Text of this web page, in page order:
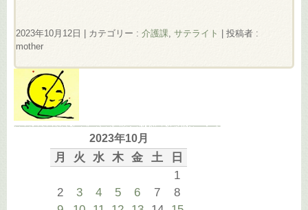
2023年10月12日 カテゴリー : 介護課, サテライト
投稿者 :
mother
2023年10月
月 火 水 木 金 土
日
1
2
3 4 5 6 7
8